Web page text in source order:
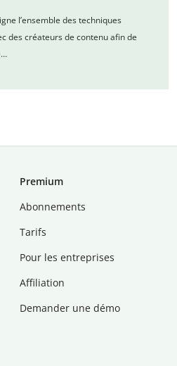
l’ensemble des techniques
des créateurs de contenu afin de
Premium
Abonnements
Tarifs
Pour les entreprises
Affiliation
Demander une démo